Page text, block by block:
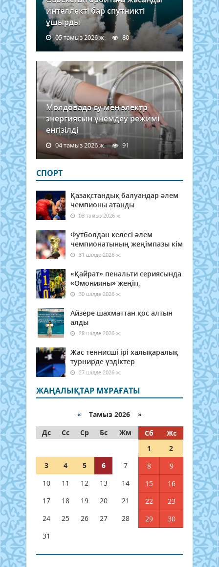
интеллекті бар спутникті
ұшырды
05 тамыз 2026 ж. 80
Молдовада су мен электр
энергиясын үнемдеу режимі
енгізілді
04 тамыз 2026 ж. 91
СПОРТ
Қазақстандық балуандар әлем
чемпионы атанды
03 тамыз 2026 ж.
Футболдан келесі әлем
чемпионатының жеңімпазы кім
31 шілде 2026 ж.
«Қайрат» пенальти сериясында
«Омонияны» жеңіп,
30 шілде 2026 ж.
Айзере шахматтан қос алтын
алды
28 шілде 2026 ж.
Жас теннисші ірі халықаралық
турнирде үздіктер
27 шілде 2026 ж.
ЖАҢАЛЫҚТАР МҰРАҒАТЫ
« Тамыз 2026 »
Дс
Сс Ср Бс Жм Сб
Жс
1
2
3
4 5 6 7 8
9
10
11 12 13 14 15
16
17
18 19 20 21 22
23
24
25 26 27 28 29
30
31